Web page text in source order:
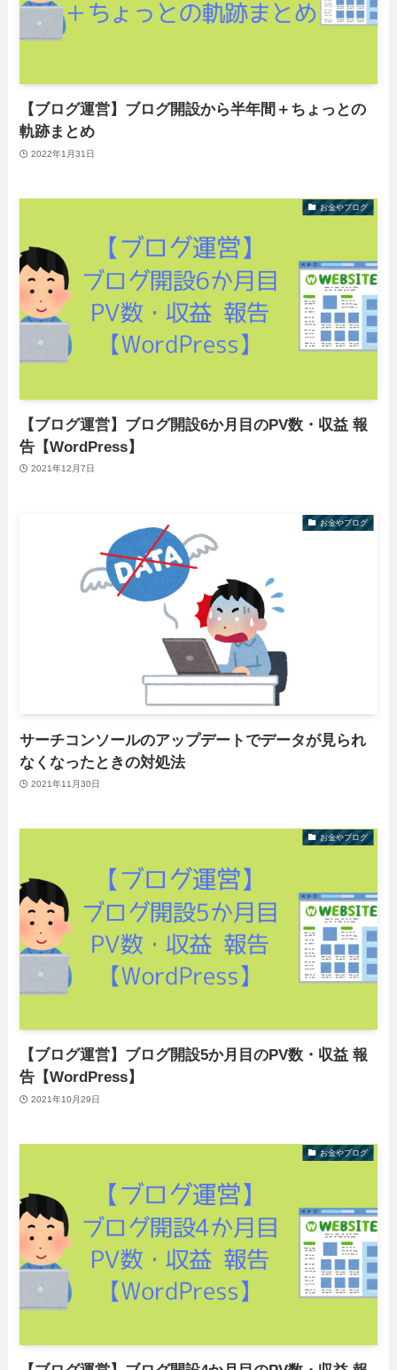
【ブログ運営】ブログ開設から半年間＋ちょっとの
軌跡まとめ
2022年1月31日
お金やブログ
【ブログ運営】ブログ開設6か月目のPV数・収益 報
告【WordPress】
2021年12月7日
お金やブログ
サーチコンソールのアップデートでデータが見られ
なくなったときの対処法
2021年11月30日
お金やブログ
【ブログ運営】ブログ開設5か月目のPV数・収益 報
告【WordPress】
2021年10月29日
お金やブログ